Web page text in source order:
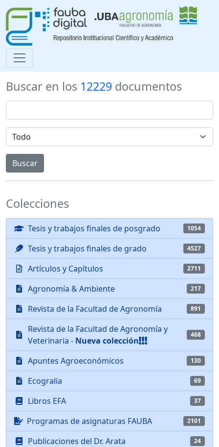
Buscar en los 12229 documentos
Colecciones
Tesis y trabajos finales de posgrado 1054
Tesis y trabajos finales de grado 4527
Artículos y Capítulos 2711
Agronomía & Ambiente 217
Revista de la Facultad de Agronomía 891
Revista de la Facultad de Agronomía y
Veterinaria - Nueva colección
468
Apuntes Agroeconómicos 130
Ecogralia 69
Libros EFA 37
Programas de asignaturas FAUBA 2101
Publicaciones del Dr. Arata 24